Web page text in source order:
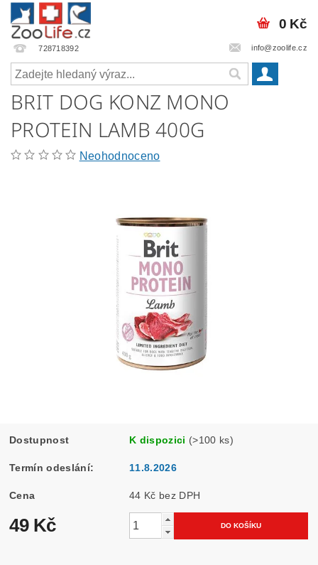
728718392 info@zoolife.cz
0 Kč
BRIT DOG KONZ MONO
PROTEIN LAMB 400G
Neohodnoceno
Dostupnost K dispozici (>100 ks)
Termín odeslání: 11.8.2026
Cena 44 Kč bez DPH
49 Kč